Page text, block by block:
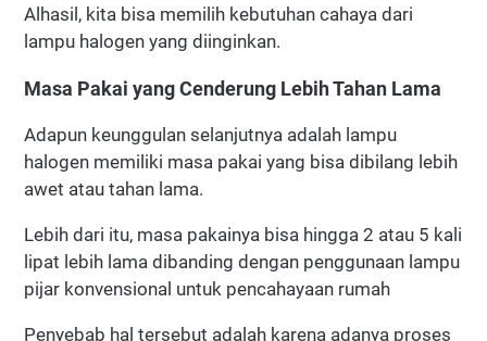
Alhasil, kita bisa memilih kebutuhan cahaya dari
lampu halogen yang diinginkan.
Masa Pakai yang Cenderung Lebih Tahan Lama
Adapun keunggulan selanjutnya adalah lampu
halogen memiliki masa pakai yang bisa dibilang lebih
awet atau tahan lama.
Lebih dari itu, masa pakainya bisa hingga 2 atau 5 kali
lipat lebih lama dibanding dengan penggunaan lampu
pijar konvensional untuk pencahayaan rumah
Penyebab hal tersebut adalah karena adanya proses